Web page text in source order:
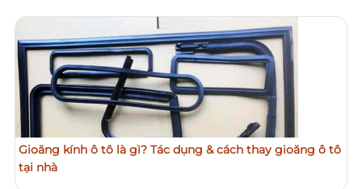
Gioăng kính ô tô là gì? Tác dụng & cách thay gioăng ô tô
tại nhà